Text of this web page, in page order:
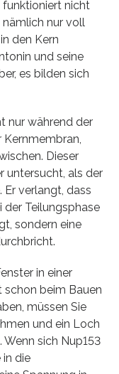
funktioniert nicht
nämlich nur voll
den Kern
und seine
es bilden sich
nur während der
Dieser
untersucht, als der
Er verlangt, dass
Teilungsphase
sondern eine
in einer
schon beim Bauen
müssen Sie
und ein Loch
Wenn sich Nup153
die